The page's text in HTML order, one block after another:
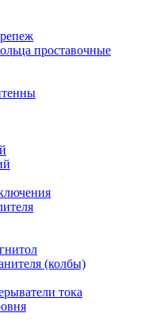
проставочные
(колбы)
тока